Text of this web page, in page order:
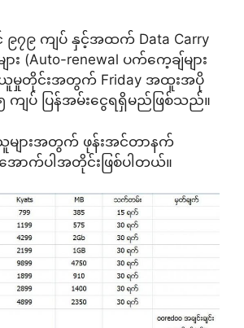
၉၇၉ ကျပ် နှင့်အထက် Data Carry
း (Auto-renewal ပက်ကေ့ချ်များ
မှုတိုင်းအတွက် Friday အထူးအပို
ျပ် ပြန်အမ်းငွေရရှိမည်ဖြစ်သည်။
သူများအတွက် ဖုန်းအင်တာနက်
အောက်ပါအတိုင်းဖြစ်ပါတယ်။